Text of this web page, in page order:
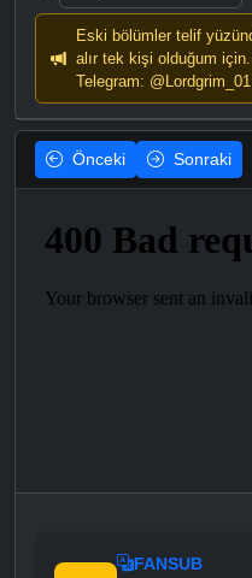
Eski bölümler telif
alır tek kişi olduğum
Telegram:
Önceki Sonraki
FANSUB